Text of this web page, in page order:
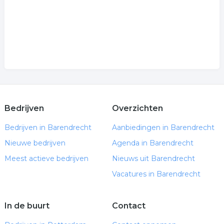
Bedrijven
Bedrijven in Barendrecht
Nieuwe bedrijven
Meest actieve bedrijven
Overzichten
Aanbiedingen in Barendrecht
Agenda in Barendrecht
Nieuws uit Barendrecht
Vacatures in Barendrecht
In de buurt Contact